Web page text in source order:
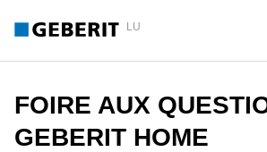
LU
FOIRE AUX
GEBERIT HOME